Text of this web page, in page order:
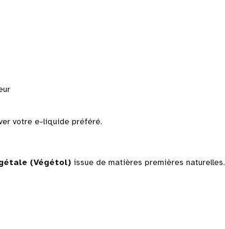
votre e-liquide préféré.
(Végétol)issue de matières premières naturelles.